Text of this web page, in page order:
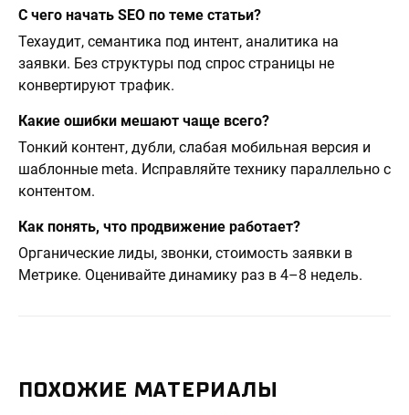
С чего начать SEO по теме статьи?
Техаудит, семантика под интент, аналитика на
заявки. Без структуры под спрос страницы не
конвертируют трафик.
Какие ошибки мешают чаще всего?
Тонкий контент, дубли, слабая мобильная версия и
шаблонные meta. Исправляйте технику параллельно с
контентом.
Как понять, что продвижение работает?
Органические лиды, звонки, стоимость заявки в
Метрике. Оценивайте динамику раз в 4–8 недель.
ПОХОЖИЕ МАТЕРИАЛЫ